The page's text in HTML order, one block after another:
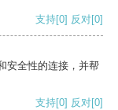
支持[0] 反对[0]
安全性的连接，并帮
支持[0] 反对[0]